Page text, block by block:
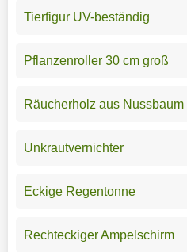
Tierfigur UV-beständig
Pflanzenroller 30 cm groß
Räucherholz aus Nussbaum
Unkrautvernichter
Eckige Regentonne
Rechteckiger Ampelschirm